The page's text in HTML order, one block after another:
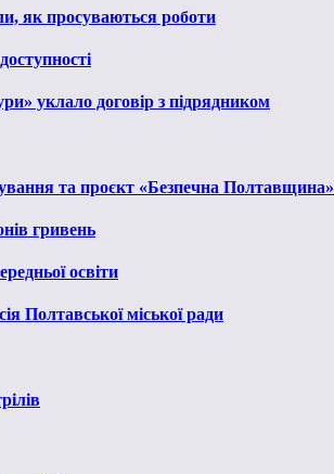
як просуваються роботи
уклало договір з підрядником
та проєкт «Безпечна Полтавщина»
гривень
освіти
Полтавської міської ради